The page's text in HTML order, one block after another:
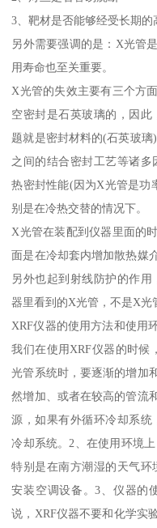
3、靶材是否能够经受长期的
另外需要强调的是：X光管
用寿命也至关重要。
X光管的失效主要有三个方
空密封是石英玻璃的，因
题就是密封材料的(石英玻
之间的结合密封工艺等诸
热密封性能(因为X光管是功
别是在冷热交替的情况下。
X光管在装配到仪器里面的
面是在冷却套内增加散热媒
另外也起到射线防护的作
器里看到的X光管，不是X光
XRF仪器的使用方法和使用
我们在使用XRF仪器的时候
光管系统时，要逐渐的增加
然增加、或者在较高的管流
源，如果有外循环冷却系
冷却系统。2、在使用环境
特别是在南方潮湿的天气
安装空调设备。3、仪器的
说，XRF仪器不要和化学实